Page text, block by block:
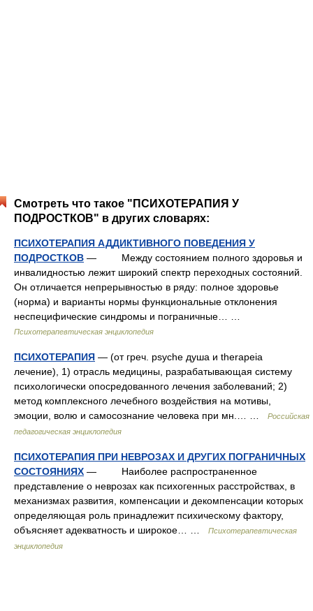
Смотреть что такое "ПСИХОТЕРАПИЯ У
ПОДРОСТКОВ" в других словарях:
ПСИХОТЕРАПИЯ АДДИКТИВНОГО ПОВЕДЕНИЯ У
ПОДРОСТКОВ — Между состоянием полного здоровья и
инвалидностью лежит широкий спектр переходных состояний.
Он отличается непрерывностью в ряду: полное здоровье
(норма) и варианты нормы функциональные отклонения
неспецифические синдромы и пограничные… …
Психотерапевтическая энциклопедия
ПСИХОТЕРАПИЯ — (от греч. psyche душа и therapeia
лечение), 1) отрасль медицины, разрабатывающая систему
психологически опосредованного лечения заболеваний; 2)
метод комплексного лечебного воздействия на мотивы,
эмоции, волю и самосознание человека при мн.… …
Российская
педагогическая энциклопедия
ПСИХОТЕРАПИЯ ПРИ НЕВРОЗАХ И ДРУГИХ ПОГРАНИЧНЫХ
СОСТОЯНИЯХ — Наиболее распространенное
представление о неврозах как психогенных расстройствах, в
механизмах развития, компенсации и декомпенсации которых
определяющая роль принадлежит психическому фактору,
объясняет адекватность и широкое… …
Психотерапевтическая
энциклопедия